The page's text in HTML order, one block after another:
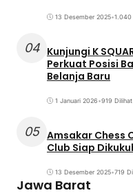
13 Desember 2025•1.040
04 Kunjungi K
Perkuat Posisi
Belanja Baru
1 Januari 2026•919 Dilihat
05 Amsakar Chess
Club Siap
13 Desember 2025•719
Jawa Barat